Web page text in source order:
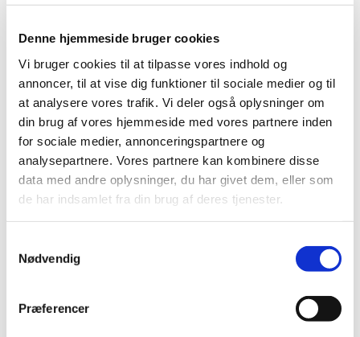
Denne hjemmeside bruger cookies
Vi bruger cookies til at tilpasse vores indhold og
annoncer, til at vise dig funktioner til sociale medier og til
at analysere vores trafik. Vi deler også oplysninger om
din brug af vores hjemmeside med vores partnere inden
for sociale medier, annonceringspartnere og
analysepartnere. Vores partnere kan kombinere disse
data med andre oplysninger, du har givet dem, eller som
de har indsamlet fra din brug af deres tjenester.
Nødvendig
Præferencer
1) Der ydes støtte til yngre personer i uddannelsesøjemed eller som hjælp
til etablering af drift af selvstændig virksomhed eller lignende.
2) Der ydes støtte personer, der som funktionærer eller arbejdere har
været ansat ved Telefon Fabrik Automatic, være sig før eller efter
virksomhedens omdannelse til aktieselskab. Også enker og descendenter
efter de nævnte personer kan komme i betragtning.
3) Der ydes støtte værdige, trængende personer, som uforskyldt er
kommet til at leve under vanskelige økonomiske forhold, samt til hjælp til
institutioner med lignende formål eller institutioner, herunder særligt
virksomhed.
inden udgangen af april måned på mail til